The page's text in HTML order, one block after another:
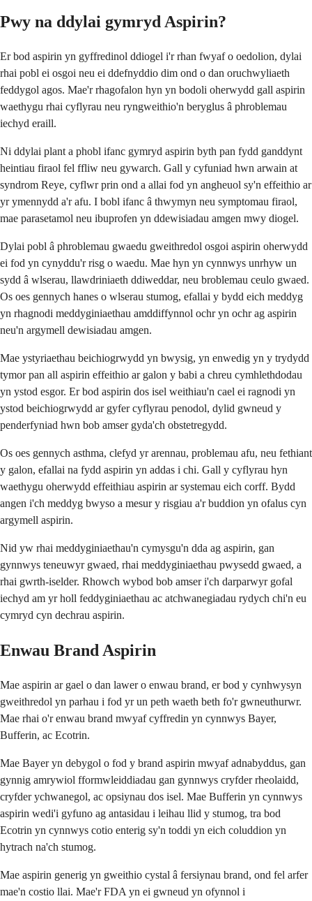
Pwy na ddylai gymryd Aspirin?
Er bod aspirin yn gyffredinol ddiogel i'r rhan fwyaf o oedolion, dylai
rhai pobl ei osgoi neu ei ddefnyddio dim ond o dan oruchwyliaeth
feddygol agos. Mae'r rhagofalon hyn yn bodoli oherwydd gall aspirin
waethygu rhai cyflyrau neu ryngweithio'n beryglus â phroblemau
iechyd eraill.
Ni ddylai plant a phobl ifanc gymryd aspirin byth pan fydd ganddynt
heintiau firaol fel ffliw neu gywarch. Gall y cyfuniad hwn arwain at
syndrom Reye, cyflwr prin ond a allai fod yn angheuol sy'n effeithio ar
yr ymennydd a'r afu. I bobl ifanc â thwymyn neu symptomau firaol,
mae parasetamol neu ibuprofen yn ddewisiadau amgen mwy diogel.
Dylai pobl â phroblemau gwaedu gweithredol osgoi aspirin oherwydd
ei fod yn cynyddu'r risg o waedu. Mae hyn yn cynnwys unrhyw un
sydd â wlserau, llawdriniaeth ddiweddar, neu broblemau ceulo gwaed.
Os oes gennych hanes o wlserau stumog, efallai y bydd eich meddyg
yn rhagnodi meddyginiaethau amddiffynnol ochr yn ochr ag aspirin
neu'n argymell dewisiadau amgen.
Mae ystyriaethau beichiogrwydd yn bwysig, yn enwedig yn y trydydd
tymor pan all aspirin effeithio ar galon y babi a chreu cymhlethdodau
yn ystod esgor. Er bod aspirin dos isel weithiau'n cael ei ragnodi yn
ystod beichiogrwydd ar gyfer cyflyrau penodol, dylid gwneud y
penderfyniad hwn bob amser gyda'ch obstetregydd.
Os oes gennych asthma, clefyd yr arennau, problemau afu, neu fethiant
y galon, efallai na fydd aspirin yn addas i chi. Gall y cyflyrau hyn
waethygu oherwydd effeithiau aspirin ar systemau eich corff. Bydd
angen i'ch meddyg bwyso a mesur y risgiau a'r buddion yn ofalus cyn
argymell aspirin.
Nid yw rhai meddyginiaethau'n cymysgu'n dda ag aspirin, gan
gynnwys teneuwyr gwaed, rhai meddyginiaethau pwysedd gwaed, a
rhai gwrth-iselder. Rhowch wybod bob amser i'ch darparwyr gofal
iechyd am yr holl feddyginiaethau ac atchwanegiadau rydych chi'n eu
cymryd cyn dechrau aspirin.
Enwau Brand Aspirin
Mae aspirin ar gael o dan lawer o enwau brand, er bod y cynhwysyn
gweithredol yn parhau i fod yr un peth waeth beth fo'r gwneuthurwr.
Mae rhai o'r enwau brand mwyaf cyffredin yn cynnwys Bayer,
Bufferin, ac Ecotrin.
Mae Bayer yn debygol o fod y brand aspirin mwyaf adnabyddus, gan
gynnig amrywiol fformwleiddiadau gan gynnwys cryfder rheolaidd,
cryfder ychwanegol, ac opsiynau dos isel. Mae Bufferin yn cynnwys
aspirin wedi'i gyfuno ag antasidau i leihau llid y stumog, tra bod
Ecotrin yn cynnwys cotio enterig sy'n toddi yn eich coluddion yn
hytrach na'ch stumog.
Mae aspirin generig yn gweithio cystal â fersiynau brand, ond fel arfer
mae'n costio llai. Mae'r FDA yn ei gwneud yn ofynnol i